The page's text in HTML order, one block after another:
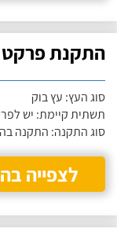
התקנת פרקט
סוג העץ: עץ בוק
תשתית קיימת: יש
סוג התקנה: התקנה
לצפייה